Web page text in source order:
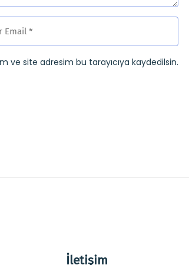
ve site adresim bu tarayıcıya kaydedilsin.
İletişim